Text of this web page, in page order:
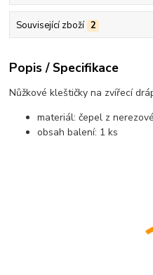
Související zboží 2
Popis / Specifikace
Nůžkové kleštičky na zvířecí
materiál: čepel z
obsah balení: 1 ks